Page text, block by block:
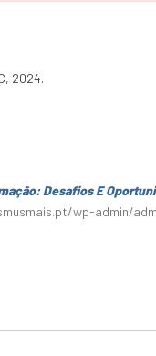
2024.
Desafios E
wp-admin/